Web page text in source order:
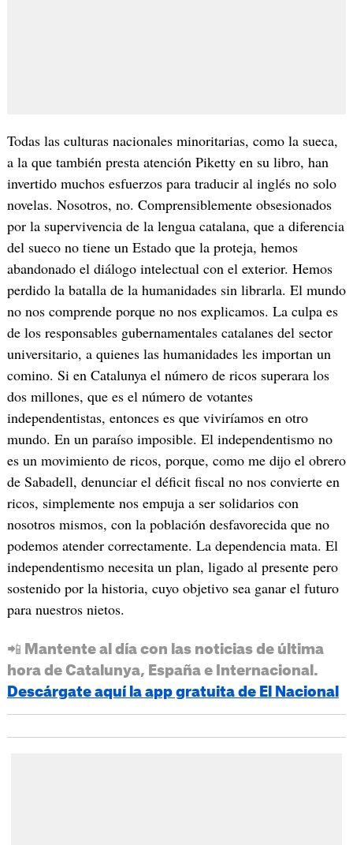
Todas las culturas nacionales minoritarias, como la sueca,
a la que también presta atención Piketty en su libro, han
invertido muchos esfuerzos para traducir al inglés no solo
novelas. Nosotros, no. Comprensiblemente obsesionados
por la supervivencia de la lengua catalana, que a diferencia
del sueco no tiene un Estado que la proteja, hemos
abandonado el diálogo intelectual con el exterior. Hemos
perdido la batalla de la humanidades sin librarla. El mundo
no nos comprende porque no nos explicamos. La culpa es
de los responsables gubernamentales catalanes del sector
universitario, a quienes las humanidades les importan un
comino. Si en Catalunya el número de ricos superara los
dos millones, que es el número de votantes
independentistas, entonces es que viviríamos en otro
mundo. En un paraíso imposible. El independentismo no
es un movimiento de ricos, porque, como me dijo el obrero
de Sabadell, denunciar el déficit fiscal no nos convierte en
ricos, simplemente nos empuja a ser solidarios con
nosotros mismos, con la población desfavorecida que no
podemos atender correctamente. La dependencia mata. El
independentismo necesita un plan, ligado al presente pero
sostenido por la historia, cuyo objetivo sea ganar el futuro
para nuestros nietos.
📲 Mantente al día con las noticias de última
hora de Catalunya, España e Internacional.
Descárgate aquí la app gratuita de El Nacional